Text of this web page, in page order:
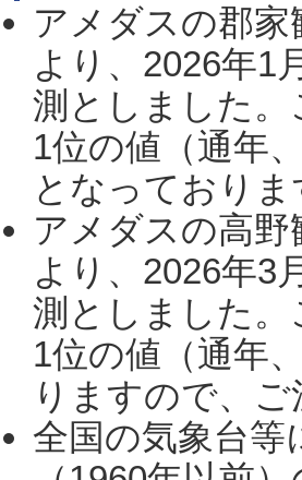
アメダスの郡
より、2026年1
測としました。
1位の値（通年
となっており
アメダスの高
より、2026年3
測としました。
1位の値（通年
りますので、
全国の気象台等